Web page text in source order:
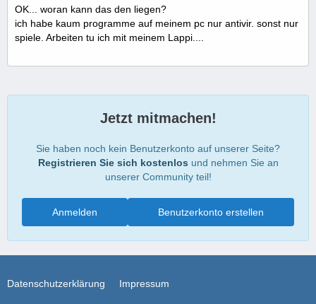
OK... woran kann das den liegen?
ich habe kaum programme auf meinem pc nur antivir. sonst nur
spiele. Arbeiten tu ich mit meinem Lappi....
Jetzt mitmachen!
Sie haben noch kein Benutzerkonto auf unserer Seite?
Registrieren Sie sich kostenlos und nehmen Sie an
unserer Community teil!
Benutzerkonto erstellen
Anmelden
Datenschutzerklärung Impressum